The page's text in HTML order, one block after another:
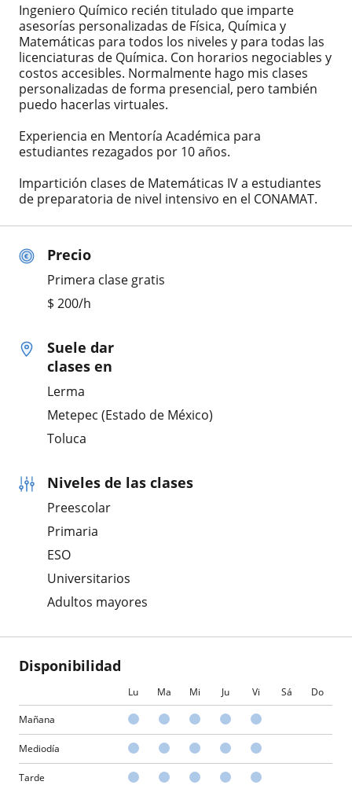
Precio
Primera clase gratis
$ 200/h
Suele dar
clases en
Lerma
Metepec (Estado de México)
Toluca
Niveles de las clases
Preescolar
Primaria
ESO
Universitarios
Adultos mayores
Disponibilidad
Lu Ma Mi Ju Vi Sá Do
Mañana
Mediodía
Tarde
Ingeniero Químico recién titulado que imparte
asesorías personalizadas de Física, Química y
Matemáticas para todos los niveles y para todas las
licenciaturas de Química. Con horarios negociables y
costos accesibles. Normalmente hago mis clases
personalizadas de forma presencial, pero también
puedo hacerlas virtuales.
Experiencia en Mentoría Académica para
estudiantes rezagados por 10 años.
Impartición clases de Matemáticas IV a estudiantes
de preparatoria de nivel intensivo en el CONAMAT.